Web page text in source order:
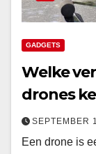
GADGETS
Welke
drones
SEPTEMBER
Een drone is